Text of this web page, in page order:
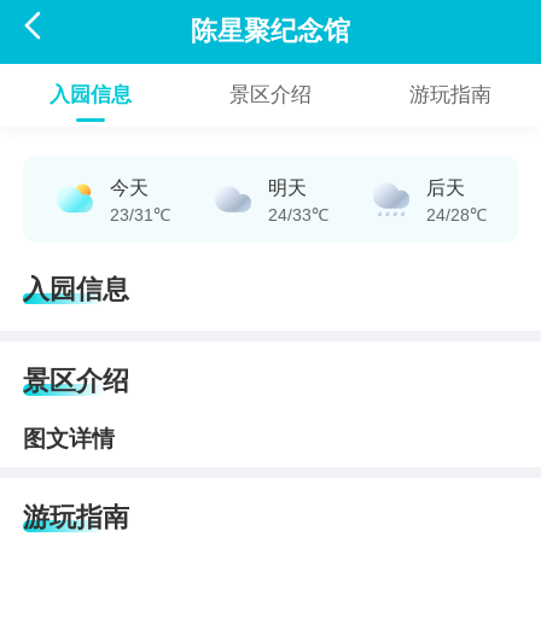
 陈星聚纪念馆
入园信息 景区介绍 游玩指南
今天
23/31℃
明天
24/33℃
后天
24/28℃
入园信息
景区介绍
图文详情
游玩指南